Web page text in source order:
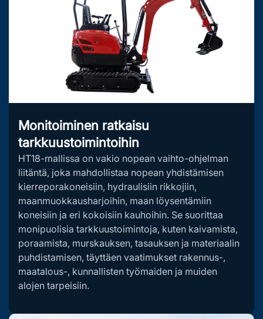
Monitoiminen ratkaisu
tarkkuustoimintoihin
HT18-mallissa on vakio nopean vaihto-ohjelman
liitäntä, joka mahdollistaa nopean yhdistämisen
kierreporakoneisiin, hydraulisiin rikkojiin,
maanmuokkausharjoihin, maan löysentämiin
koneisiin ja eri kokoisiin kauhoihin. Se suorittaa
monipuolisia tarkkuustoimintoja, kuten kaivamista,
poraamista, murskauksen, tasauksen ja materiaalin
puhdistamisen, täyttäen vaatimukset rakennus-,
maatalous-, kunnallisten työmaiden ja muiden
alojen tarpeisiin.